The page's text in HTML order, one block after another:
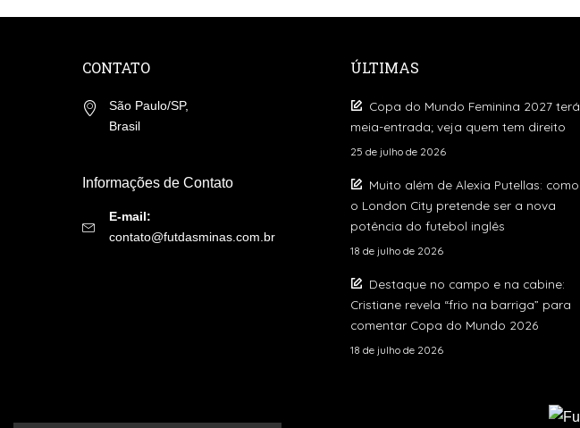
CONTATO
São Paulo/SP,
Brasil
Informações de Contato
E-mail:
contato@futdasminas.com.br
ÚLTIMAS
Copa do Mundo Feminina 2027 terá
meia-entrada; veja quem tem direito
25 de julho de 2026
Muito além de Alexia Putellas: como
o London City pretende ser a nova
potência do futebol inglês
18 de julho de 2026
Destaque no campo e na cabine:
Cristiane revela “frio na barriga” para
comentar Copa do Mundo 2026
18 de julho de 2026